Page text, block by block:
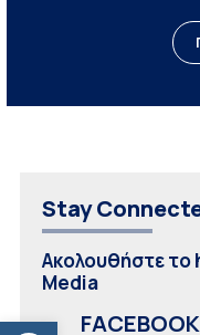
Stay
Ακολουθήστε
Media
FACEBOOK